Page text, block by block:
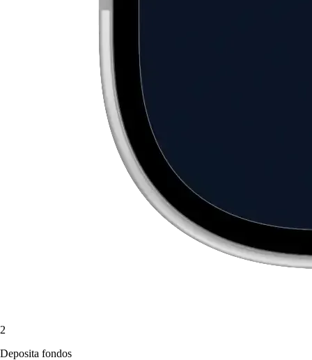
2
Deposita fondos